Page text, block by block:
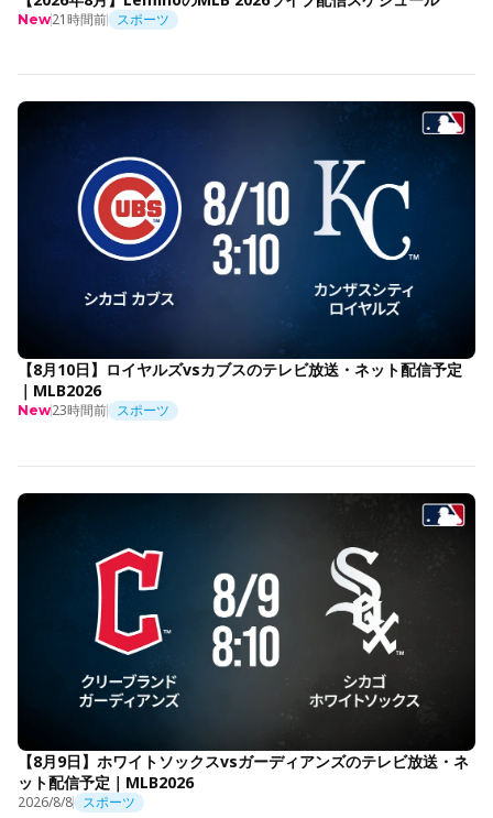
New21時間前 スポーツ
【8月10日】ロイヤルズvsカブスのテレビ放送・ネット配信予定
｜MLB2026
New23時間前 スポーツ
【8月9日】ホワイトソックスvsガーディアンズのテレビ放送・ネ
ット配信予定｜MLB2026
2026/8/8 スポーツ